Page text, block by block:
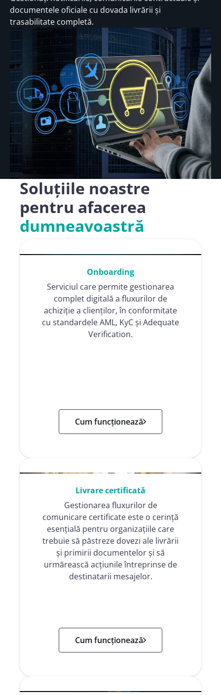
documentele oficiale cu dovada livrării și
trasabilitate completă.
Soluțiile noastre
pentru afacerea
dumneavoastră
Onboarding
Serviciul care permite gestionarea
complet digitală a fluxurilor de
achiziție a clienților, în conformitate
cu standardele AML, KyC și Adequate
Verification.
Cum funcționează
Livrare certificată
Gestionarea fluxurilor de
comunicare certificate este o cerință
esențială pentru organizațiile care
trebuie să păstreze dovezi ale livrării
și primirii documentelor și să
urmărească acțiunile întreprinse de
destinatarii mesajelor.
Cum funcționează